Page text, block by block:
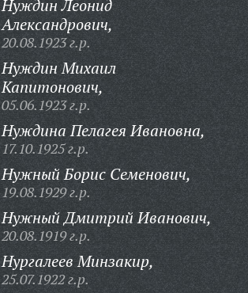
Нуждин Леонид
Александрович,
20.08.1923 г.р.
Нуждин Михаил
Капитонович,
05.06.1923 г.р.
Нуждина Пелагея Ивановна,
17.10.1925 г.р.
Нужный Борис Семенович,
19.08.1929 г.р.
Нужный Дмитрий Иванович,
20.08.1919 г.р.
Нургалеев Минзакир,
25.07.1922 г.р.